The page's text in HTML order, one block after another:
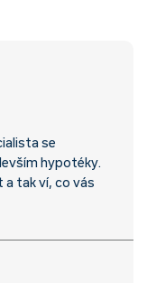
se
hypotéky.
a tak ví, co vás